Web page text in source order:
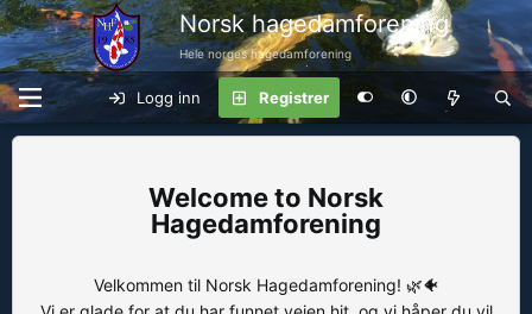
Norsk hagedamforening
Hele norges hagedamforening
Logg inn Registrer
Norsk
Hagedamforening
Velkommen til Norsk Hagedamforening! 🌿🐠